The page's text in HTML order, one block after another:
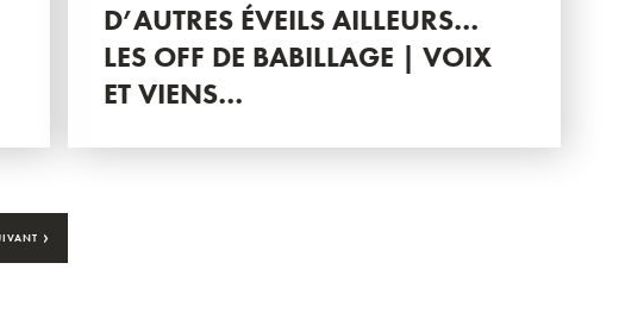
D’AUTRES ÉVEILS AILLEURS…
LES OFF DE BABILLAGE | VOIX
ET VIENS…
›